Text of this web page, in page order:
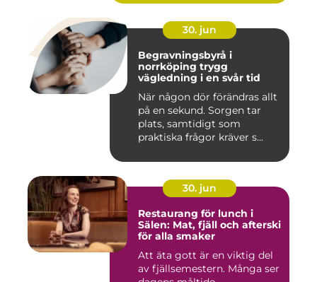
30. jun
Begravningsbyrå i
norrköping trygg
vägledning i en svår tid
När någon dör förändras allt
på en sekund. Sorgen tar
plats, samtidigt som
praktiska frågor kräver s...
30. jun
Restaurang för lunch i
Sälen: Mat, fjäll och afterski
för alla smaker
Att äta gott är en viktig del
av fjällsemestern. Många ser